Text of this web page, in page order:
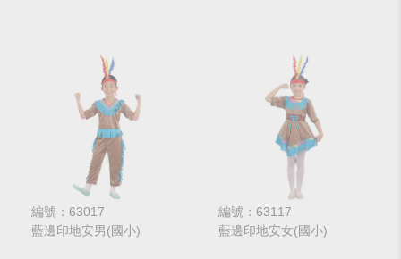
編號：63017
藍邊印地安男(國小)
編號：63117
藍邊印地安女(國小)